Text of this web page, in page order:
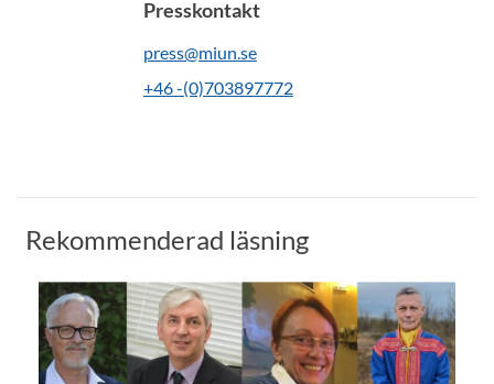
Presskontakt
press@miun.se
+46 -(0)703897772
Rekommenderad läsning